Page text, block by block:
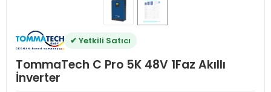
✔ Yetkili Satıcı
TommaTech C Pro 5K 48V 1Faz Akıllı
İnverter